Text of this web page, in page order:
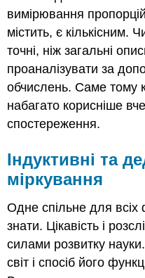
вимірювання
містить, є кількісним.
точні, ніж загальні
проаналізувати за
обчислень. Саме тому
набагато корисніше
спостереження.
Індуктивні та
міркування
Одне спільне для всіх
знати. Цікавість і
силами розвитку
світ і спосіб його